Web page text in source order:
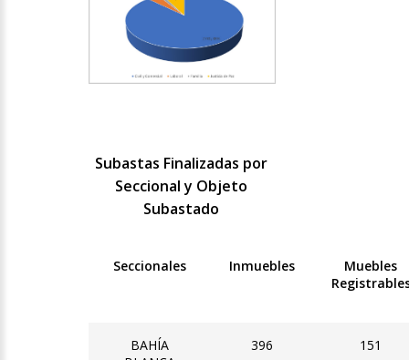
Subastas Finalizadas por
Seccional y Objeto
Subastado
Seccionales Inmuebles
Muebles
BAHÍA
396 151